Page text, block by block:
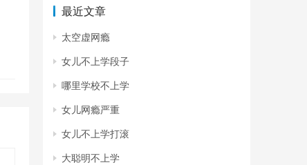
最近文章
太空虚网瘾
女儿不上学段子
哪里学校不上学
女儿网瘾严重
女儿不上学打滚
大聪明不上学